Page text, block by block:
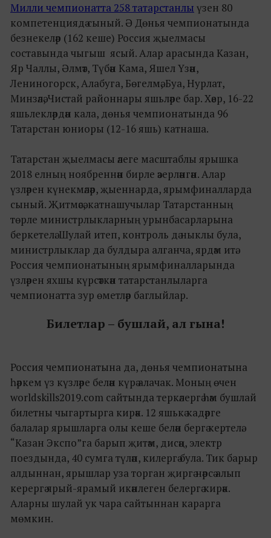
Милли чемпионатта 258 татарстанлы үзен 80
компетенциядә сыный. Ә Дөнья чемпионатында
безнекеләр (162 кеше) Россия җыелмасы
составында чыгыш ясый. Алар арасында Казан,
Яр Чаллы, Әлмәт, Түбән Кама, Яшел Үзән,
Лениногорск, Алабуга, Бөгелмә, Буа, Нурлат,
Минзәлә, Чистай районнары яшьләре бар. Хәер, 16-22
яшьлекләрдән кала, дөнья чемпионатында 96
Татарстан юниоры (12-16 яшь) катнаша.
Татарстан җыелмасы әлеге масштаблы ярышка
2018 елның ноябреннән бирле әзерләнгән. Алар
үзләрен күнекмәләр, җыеннарда, ярымфиналларда
сыный. Җитмәсә, катнашучылар Татарстанның
төрле министрлыкларның урынбасарларына
беркетелә. Шулай итеп, контроль дә ныклы була,
министрлыклар да булдыра алганча, ярдәм итә.
Россия чемпионатының ярымфиналларында
үзләрен яхшы күрсәткән татарстанлыларга
чемпионатта зур өметләр баглыйлар.
Билетлар – бушлай, ал гына!
Россия чемпионатына да, дөнья чемпионатына
һәркем үз күзләре белән күрә алачак. Моның өчен
worldskills2019.com сайтында теркәлергә һәм бушлай
билетны чыгартырга кирәк. 12 яшькә кадәрге
балалар ярышларга олы кеше белән бергә кертелә.
“Казан Экспо”га барып җитәм, дисәң, электр
поездында, 40 сумга түләп, килергә була. Тик барыр
алдыннан, ярышлар уза торган җиргә нәрсә алып
керергә ярый-ярамый икәнлеген белергә кирәк.
Аларны шулай ук чара сайтыннан карарга
мөмкин.